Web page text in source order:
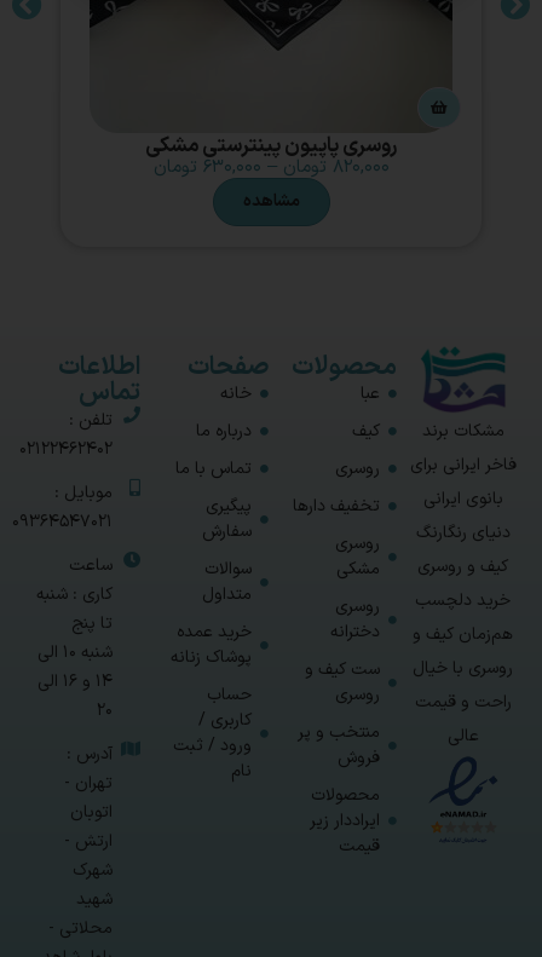
روسری پاپیون پینترستی مشکی
۸۲۰,۰۰۰ تومان – ۶۳۰,۰۰۰ تومان
مشاهده
مشکات برند
فاخر ایرانی برای
بانوی ایرانی
دنیای رنگارنگ
کیف و روسری
خرید دلچسب
هم‌زمان کیف و
روسری با خیال
راحت و قیمت
عالی
محصولات
عبا
کیف
روسری
تخفیف دارها
روسری
مشکی
روسری
دخترانه
ست کیف و
روسری
منتخب و پر
فروش
محصولات
ایراددار زیر
قیمت
صفحات
خانه
درباره ما
تماس با ما
پیگیری
سفارش
سوالات
متداول
خرید عمده
پوشاک زنانه
حساب
کاربری /
ورود / ثبت
نام
اطلاعات
تماس
تلفن :
02122462402
موبایل :
09364547021
ساعت
کاری : شنبه
تا پنج
شنبه 10 الی
14 و 16 الی
20
آدرس :
تهران -
اتوبان
ارتش -
شهرک
شهید
محلاتی -